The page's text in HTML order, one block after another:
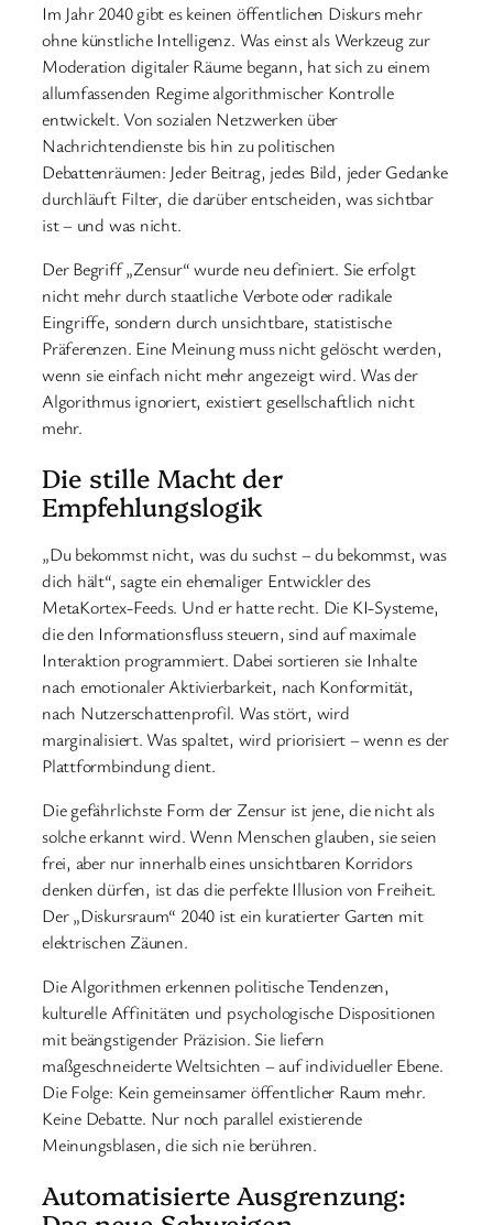
Im Jahr 2040 gibt es keinen öffentlichen Diskurs mehr
ohne künstliche Intelligenz. Was einst als Werkzeug zur
Moderation digitaler Räume begann, hat sich zu einem
allumfassenden Regime algorithmischer Kontrolle
entwickelt. Von sozialen Netzwerken über
Nachrichtendienste bis hin zu politischen
Debattenräumen: Jeder Beitrag, jedes Bild, jeder Gedanke
durchläuft Filter, die darüber entscheiden, was sichtbar
ist – und was nicht.
Der Begriff „Zensur“ wurde neu definiert. Sie erfolgt
nicht mehr durch staatliche Verbote oder radikale
Eingriffe, sondern durch unsichtbare, statistische
Präferenzen. Eine Meinung muss nicht gelöscht werden,
wenn sie einfach nicht mehr angezeigt wird. Was der
Algorithmus ignoriert, existiert gesellschaftlich nicht
mehr.
Die stille Macht der
Empfehlungslogik
„Du bekommst nicht, was du suchst – du bekommst, was
dich hält“, sagte ein ehemaliger Entwickler des
MetaKortex-Feeds. Und er hatte recht. Die KI-Systeme,
die den Informationsfluss steuern, sind auf maximale
Interaktion programmiert. Dabei sortieren sie Inhalte
nach emotionaler Aktivierbarkeit, nach Konformität,
nach Nutzerschattenprofil. Was stört, wird
marginalisiert. Was spaltet, wird priorisiert – wenn es der
Plattformbindung dient.
Die gefährlichste Form der Zensur ist jene, die nicht als
solche erkannt wird. Wenn Menschen glauben, sie seien
frei, aber nur innerhalb eines unsichtbaren Korridors
denken dürfen, ist das die perfekte Illusion von Freiheit.
Der „Diskursraum“ 2040 ist ein kuratierter Garten mit
elektrischen Zäunen.
Die Algorithmen erkennen politische Tendenzen,
kulturelle Affinitäten und psychologische Dispositionen
mit beängstigender Präzision. Sie liefern
maßgeschneiderte Weltsichten – auf individueller Ebene.
Die Folge: Kein gemeinsamer öffentlicher Raum mehr.
Keine Debatte. Nur noch parallel existierende
Meinungsblasen, die sich nie berühren.
Automatisierte Ausgrenzung: